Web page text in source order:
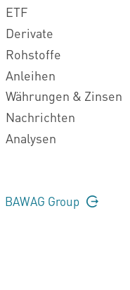
ETF
Derivate
Rohstoffe
Anleihen
Währungen & Zinsen
Nachrichten
Analysen
BAWAG Group